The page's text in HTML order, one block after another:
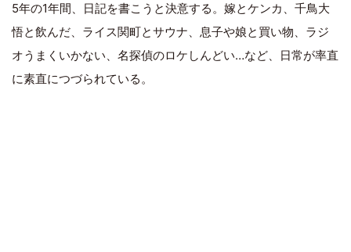
5年の1年間、日記を書こうと決意する。嫁とケンカ、千鳥大
悟と飲んだ、ライス関町とサウナ、息子や娘と買い物、ラジ
オうまくいかない、名探偵のロケしんどい…など、日常が率直
に素直につづられている。